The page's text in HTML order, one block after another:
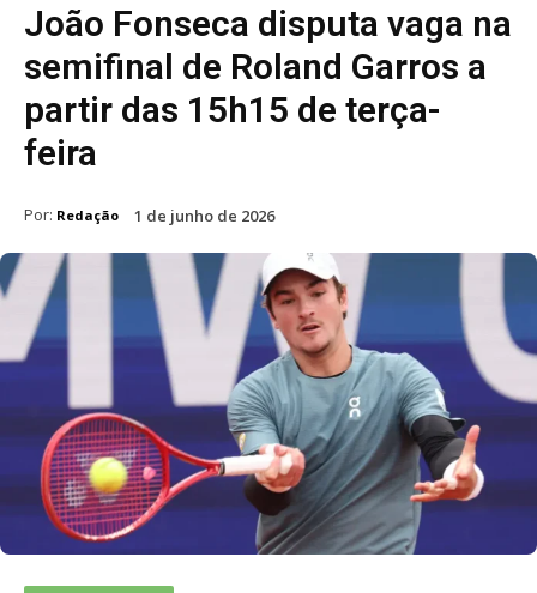
João Fonseca disputa vaga na
semifinal de Roland Garros a
partir das 15h15 de terça-
feira
Por: Redação 1 de junho de 2026